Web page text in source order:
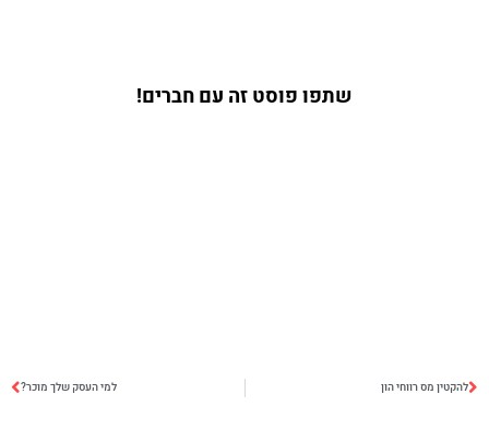
שתפו פוסט זה עם חברים!
להקטין מס רווחי הון למי העסק שלך מוכר?